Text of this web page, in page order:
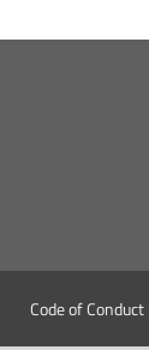
Code of Conduct